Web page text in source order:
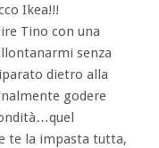
Ikea!!!
Tino con una
senza
dietro alla
godere
te la impasta tutta,